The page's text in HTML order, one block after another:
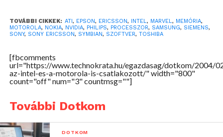
Ericsson Mobile, Symbian, Synaptics, Toshiba,
Transchip Israel Research, TTPCom, Vimicro. Ezek a
ARM, Nokia, ST Microelectronics, Texas Instruments.
TOVÁBBI CIKKEK: ATI , EPSON, ERICSSON, INTEL, MARVEL, MEMÓRIA,
MOTOROLA, NOKIA, NVIDIA, PHILIPS, PROCESSZOR, SAMSUNG, SIEMENS,
SONY, SONY ERICSSON, SYMBIAN, SZOFTVER, TOSHIBA
[fbcomments
url="https://www.technokrata.hu/egazdasag/dotkom/2004/
az-intel-es-a-motorola-is-csatlakozott/" width="800"
count="off" num="3" countmsg=""]
További Dotkom
DOTKOM